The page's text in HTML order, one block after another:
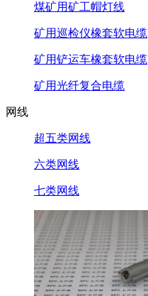
煤矿用矿工帽灯线
矿用巡检仪橡套软电缆
矿用铲运车橡套软电缆
矿用光纤复合电缆
网线
超五类网线
六类网线
七类网线